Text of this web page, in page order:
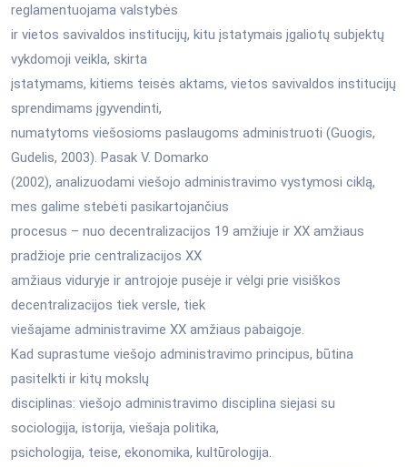
reglamentuojama valstybės
ir vietos savivaldos institucijų, kitu įstatymais įgaliotų subjektų
vykdomoji veikla, skirta
įstatymams, kitiems teisės aktams, vietos savivaldos institucijų
sprendimams įgyvendinti,
numatytoms viešosioms paslaugoms administruoti (Guogis,
Gudelis, 2003). Pasak V. Domarko
(2002), analizuodami viešojo administravimo vystymosi ciklą,
mes galime stebėti pasikartojančius
procesus – nuo decentralizacijos 19 amžiuje ir XX amžiaus
pradžioje prie centralizacijos XX
amžiaus viduryje ir antrojoje pusėje ir vėlgi prie visiškos
decentralizacijos tiek versle, tiek
viešajame administravime XX amžiaus pabaigoje.
Kad suprastume viešojo administravimo principus, būtina
pasitelkti ir kitų mokslų
disciplinas: viešojo administravimo disciplina siejasi su
sociologija, istorija, viešaja politika,
psichologija, teise, ekonomika, kultūrologija.